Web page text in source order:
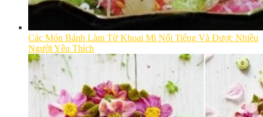
Các Món Bánh Làm Từ Khoai Mì Nổi Tiếng Và Được Nhiều
Người Yêu Thích